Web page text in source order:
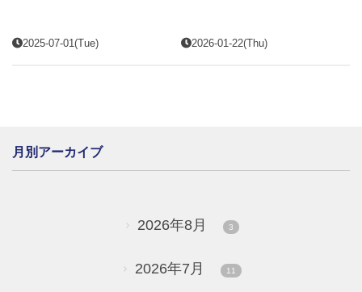
2025-07-01(Tue) 2026-01-22(Thu)
月別アーカイブ
2026年8月 3
2026年7月 11